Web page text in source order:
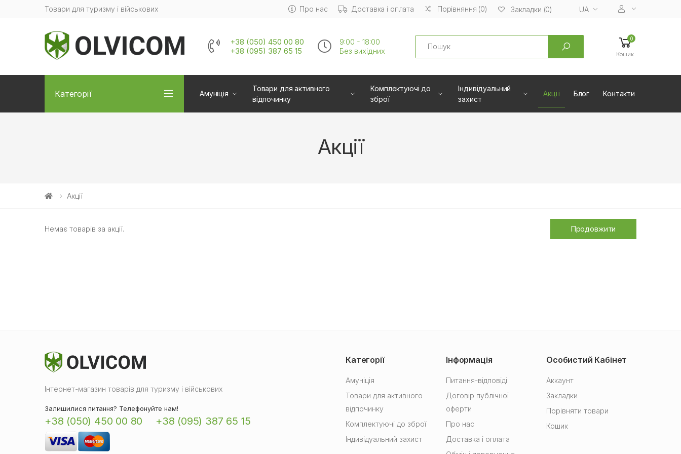
Товари для туризму і військових Про нас Доставка і оплата Порівняння (0) Закладки (0) UA
+38 (050) 450 00 80
+38 (095) 387 65 15
9:00 - 18:00
Без вихiдних
Search 0
Кошик
Категорії Амуніція
Товари для активного
відпочинку
Комплектуючі до
зброї
Індивідуальний
захист
Акції Блог Контакти
Акції
Акції
Немає товарів за акції. Продовжити
Інтернет-магазин товарів для туризму і військових
Залишилися питання? Телефонуйте нам!
+38 (050) 450 00 80 +38 (095) 387 65 15
Категорії
Амуніція
Товари для активного
відпочинку
Комплектуючі до зброї
Індивідуальний захист
Інформація
Питання-відповіді
Договір публічної
оферти
Про нас
Доставка і оплата
Особистий Кабінет
Аккаунт
Закладки
Порівняти товари
Кошик